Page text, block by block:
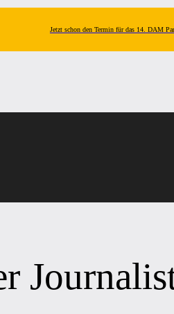
Jetzt schon den Termin für das 14. DAM